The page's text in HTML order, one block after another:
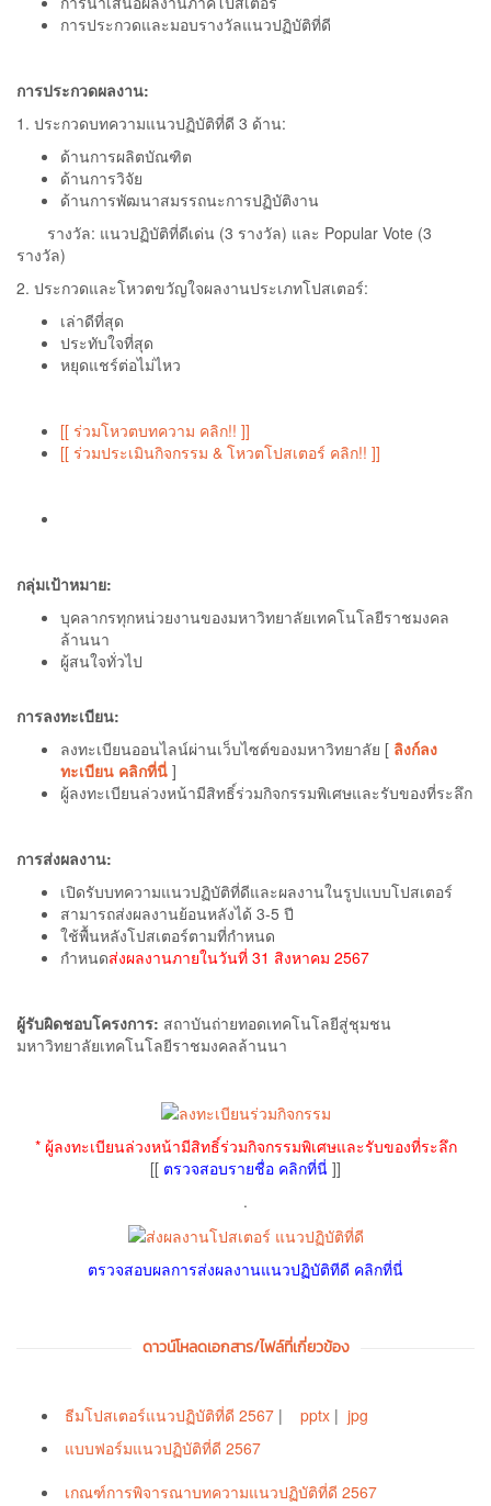
การประกวดและมอบรางวัลแนวปฏิบัติที่ดี
การประกวดผลงาน:
1. ประกวดบทความแนวปฏิบัติที่ดี 3 ด้าน:
ด้านการผลิตบัณฑิต
ด้านการวิจัย
ด้านการพัฒนาสมรรถนะการปฏิบัติงาน
รางวัล: แนวปฏิบัติที่ดีเด่น (3 รางวัล) และ Popular Vote (3
รางวัล)
2. ประกวดและโหวตขวัญใจผลงานประเภทโปสเตอร์:
เล่าดีที่สุด
ประทับใจที่สุด
หยุดแชร์ต่อไม่ไหว
[[ ร่วมโหวตบทความ คลิก!! ]]
[[ ร่วมประเมินกิจกรรม & โหวตโปสเตอร์ คลิก!! ]]
กลุ่มเป้าหมาย:
บุคลากรทุกหน่วยงานของมหาวิทยาลัยเทคโนโลยีราชมงคล
ล้านนา
ผู้สนใจทั่วไป
การลงทะเบียน:
ลงทะเบียนออนไลน์ผ่านเว็บไซต์ของมหาวิทยาลัย [ ลิงก์ลง
ทะเบียน คลิกที่นี่ ]
ผู้ลงทะเบียนล่วงหน้ามีสิทธิ์ร่วมกิจกรรมพิเศษและรับของที่ระลึก
การส่งผลงาน:
เปิดรับบทความแนวปฏิบัติที่ดีและผลงานในรูปแบบโปสเตอร์
สามารถส่งผลงานย้อนหลังได้ 3-5 ปี
ใช้พื้นหลังโปสเตอร์ตามที่กำหนด
กำหนดส่งผลงานภายในวันที่ 31 สิงหาคม 2567
ผู้รับผิดชอบโครงการ: สถาบันถ่ายทอดเทคโนโลยีสู่ชุมชน
มหาวิทยาลัยเทคโนโลยีราชมงคลล้านนา
* ผู้ลงทะเบียนล่วงหน้ามีสิทธิ์ร่วมกิจกรรมพิเศษและรับของที่ระลึก
[[ ตรวจสอบรายชื่อ คลิกที่นี่ ]]
.
ตรวจสอบผลการส่งผลงานแนวปฏิบัติทีดี คลิกที่นี่
ดาวน์โหลดเอกสาร/ไฟล์ที่เกี่ยวข้อง
ธีมโปสเตอร์แนวปฏิบัติที่ดี 2567 | pptx | jpg
แบบฟอร์มแนวปฏิบัติที่ดี 2567
เกณฑ์การพิจารณาบทความแนวปฏิบัติที่ดี 2567